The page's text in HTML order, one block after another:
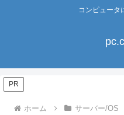
コンピュータ
PR
ホーム サーバー/OS